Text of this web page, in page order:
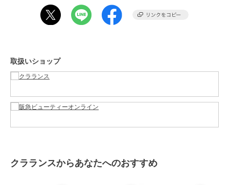
スキンケア ／
-
原産国
取扱いショップ
クラランスからあなたへのおすすめ